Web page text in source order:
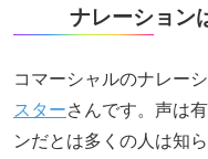
ナレーション
コマーシャルのナレー
スターさんです。声は
ンだとは多くの人は知